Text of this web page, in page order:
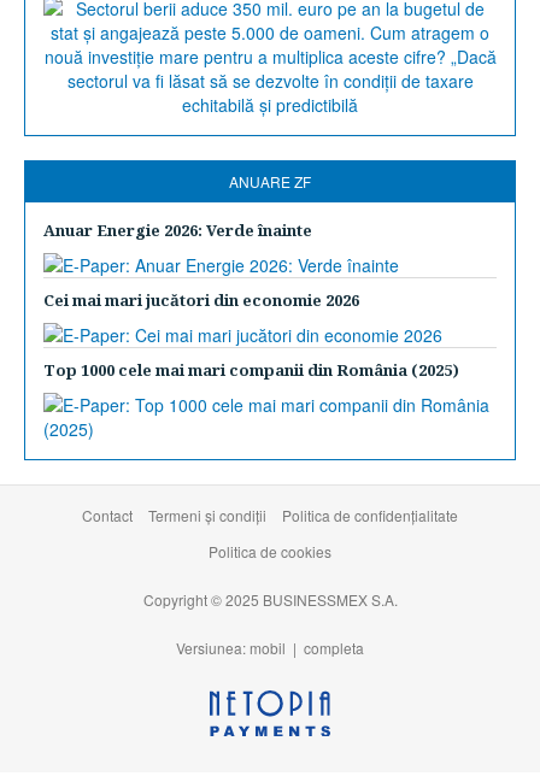
ANUARE ZF
Anuar Energie 2026: Verde înainte
Cei mai mari jucători din economie 2026
Top 1000 cele mai mari companii din România (2025)
Contact Termeni şi condiţii
Politica de confidențialitate
Politica de cookies
Copyright © 2025 BUSINESSMEX S.A.
Versiunea: mobil | completa